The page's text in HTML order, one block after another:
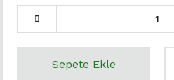
Sepete Ekle